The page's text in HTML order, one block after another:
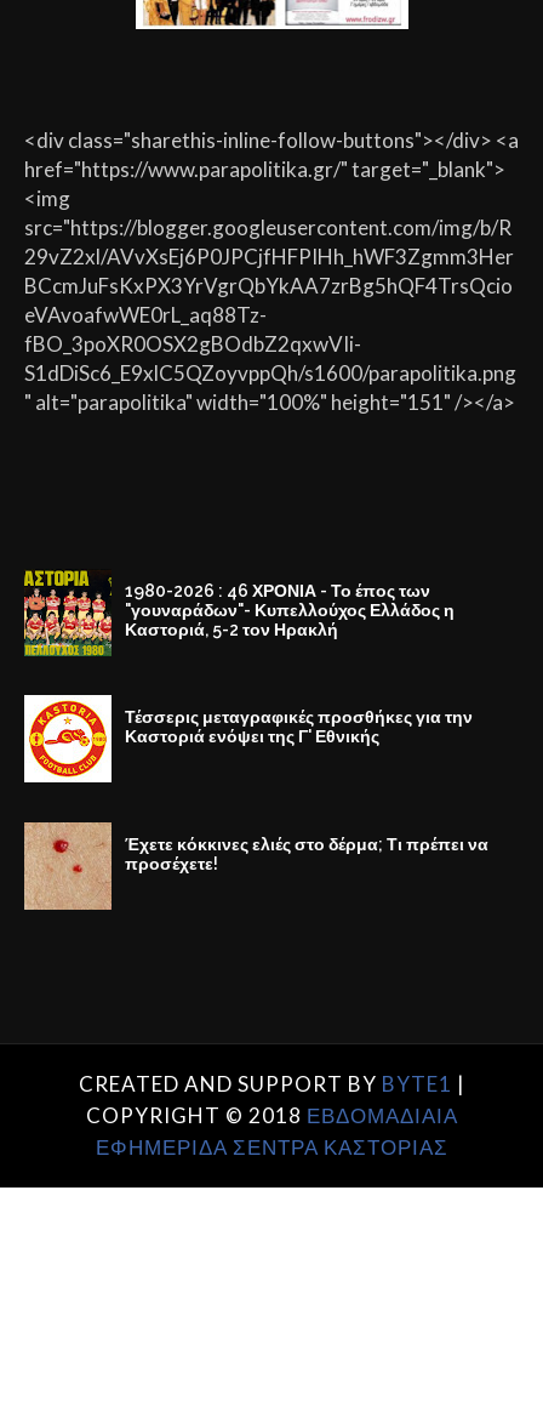
<div class="sharethis-inline-follow-buttons"></div> <a
href="https://www.parapolitika.gr/" target="_blank">
<img
src="https://blogger.googleusercontent.com/img/b/R
29vZ2xl/AVvXsEj6P0JPCjfHFPIHh_hWF3Zgmm3Her
BCcmJuFsKxPX3YrVgrQbYkAA7zrBg5hQF4TrsQcio
eVAvoafwWE0rL_aq88Tz-
fBO_3poXR0OSX2gBOdbZ2qxwVIi-
S1dDiSc6_E9xlC5QZoyvppQh/s1600/parapolitika.png
" alt="parapolitika" width="100%" height="151" /></a>
1980-2026 : 46 ΧΡΟΝΙΑ - Το έπος των
"γουναράδων"- Κυπελλούχος Ελλάδος η
Καστοριά, 5-2 τον Ηρακλή
Τέσσερις μεταγραφικές προσθήκες για την
Καστοριά ενόψει της Γ' Εθνικής
Έχετε κόκκινες ελιές στο δέρμα; Τι πρέπει να
προσέχετε!
CREATED AND SUPPORT BY BYTE1 |
COPYRIGHT © 2018 ΕΒΔΟΜΑΔΙΑΙΑ
ΕΦΗΜΕΡΙΔΑ ΣΕΝΤΡΑ ΚΑΣΤΟΡΙΑΣ